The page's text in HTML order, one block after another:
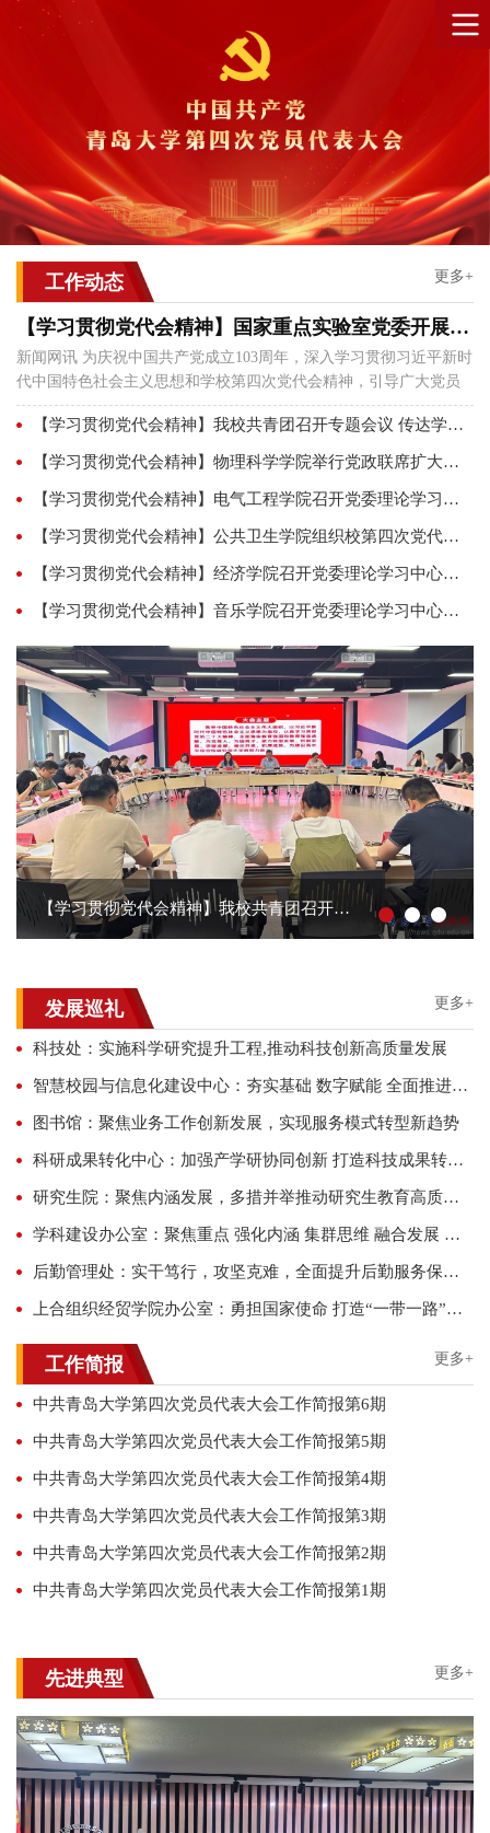
工作动态 更多+
【学习贯彻党代会精神】国家重点实验室党委开展“七一”表彰暨主题党日活动
新闻网讯 为庆祝中国共产党成立103周年，深入学习贯彻习近平新时
代中国特色社会主义思想和学校第四次党代会精神，引导广大党员
坚定信念、团结奋进，7月1日上午，国家重点实验室党委开展“七一”
表彰暨“守初心担使命，奋进新征程”主题党日活动。实验室全体党员
和入党积极分子参会，会议由实验室党委副书记郝晓丽主持。在“七
单以及实验室党员所获各级表彰名单...
【学习贯彻党代会精神】我校共青团召开专题会议 传达学习学校第四次党代会精神
【学习贯彻党代会精神】物理科学学院举行党政联席扩大会暨党委理论学习中心组理论学习会
【学习贯彻党代会精神】电气工程学院召开党委理论学习中心组（扩大）会议学习贯彻学校第四次党代会精神
【学习贯彻党代会精神】公共卫生学院组织校第四次党代会精神集体学习并赴明月海藻集团开展实践活动
【学习贯彻党代会精神】经济学院召开党委理论学习中心组学习会传达学习学校第四次党代会精神
【学习贯彻党代会精神】音乐学院召开党委理论学习中心组（扩大）会议学习贯彻学校第四次党代会精神
【学习贯彻党代会精神】我校共青团召开专题会议 传达学习学校第四次党代会精神
发展巡礼 更多+
科技处：实施科学研究提升工程,推动科技创新高质量发展
智慧校园与信息化建设中心：夯实基础 数字赋能 全面推进智慧教育发展
图书馆：聚焦业务工作创新发展，实现服务模式转型新趋势
科研成果转化中心：加强产学研协同创新 打造科技成果转化新高地
研究生院：聚焦内涵发展，多措并举推动研究生教育高质量发展
学科建设办公室：聚焦重点 强化内涵 集群思维 融合发展 努力开创学科建设新局面
后勤管理处：实干笃行，攻坚克难，全面提升后勤服务保障质量
上合组织经贸学院办公室：勇担国家使命 打造“一带一路”新亮点
工作简报 更多+
中共青岛大学第四次党员代表大会工作简报第6期
中共青岛大学第四次党员代表大会工作简报第5期
中共青岛大学第四次党员代表大会工作简报第4期
中共青岛大学第四次党员代表大会工作简报第3期
中共青岛大学第四次党员代表大会工作简报第2期
中共青岛大学第四次党员代表大会工作简报第1期
先进典型 更多+